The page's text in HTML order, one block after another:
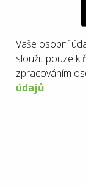
Vaše osobní
sloužit pouze k
zpracováním
údajů